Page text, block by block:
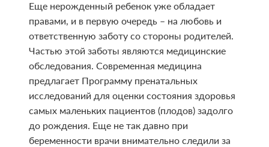
Eще нерожденный ребенок уже обладает
правами, и в первую очередь – на любовь и
ответственную заботу со стороны родителей.
Частью этой заботы являются медицинские
обследования. Современная медицина
предлагает Программу пренатальных
исследований для оценки состояния здоровья
самых маленьких пациентов (плодов) задолго
до рождения. Еще не так давно при
беременности врачи внимательно следили за